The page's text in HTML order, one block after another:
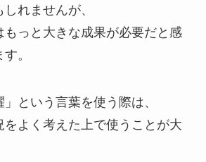
れませんが、
もっと大きな成果が必要だと感
。
という言葉を使う際は、
をよく考えた上で使うことが大